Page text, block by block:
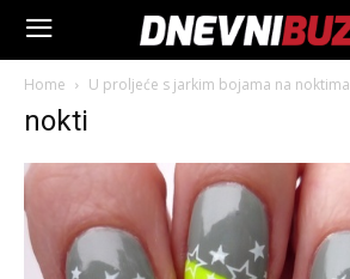
Home U proljeće s jarkim bojama na noktima
nokti